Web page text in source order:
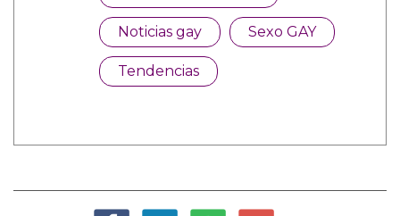
Noticias gay Sexo GAY
Tendencias